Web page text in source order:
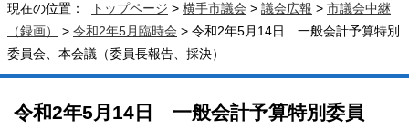
現在の位置： トップページ > 横手市議会 > 議会広報 > 市議会中継
（録画）
> 令和2年5月臨時会 > 令和2年5月14日 一般会計予算特別
委員会、本会議（委員長報告、採決）
令和2年5月14日 一般会計予算特別委員